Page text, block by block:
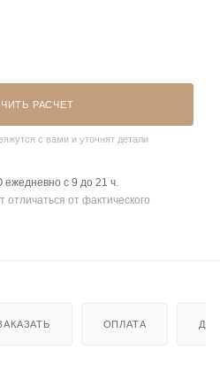
РАСЧЕТ
с вами и уточнят детали
с 9 до 21 ч.
отличаться от фактического
ОПЛАТА